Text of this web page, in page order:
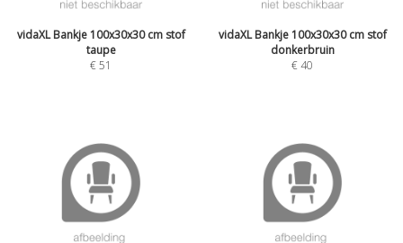
vidaXL Bankje 100x30x30 cm stof
taupe
€51
vidaXL Bankje 100x30x30 cm stof
donkerbruin
€40